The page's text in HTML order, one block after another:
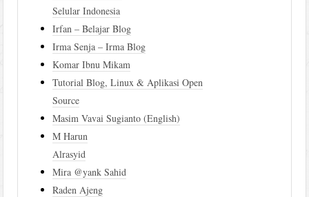
Selular Indonesia
Irfan – Belajar Blog
Irma Senja – Irma Blog
Komar Ibnu Mikam
Tutorial Blog, Linux & Aplikasi Open
Source
Masim Vavai Sugianto (English)
M Harun
Alrasyid
Mira @yank Sahid
Raden Ajeng